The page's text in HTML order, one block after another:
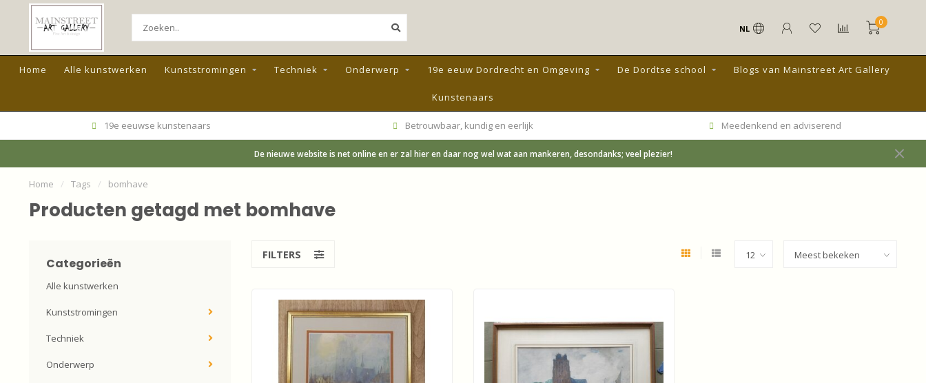
NL
0
Home Alle kunstwerken Kunststromingen Techniek Onderwerp 19e eeuw Dordrecht en Omgeving De Dordtse school Blogs van Mainstreet Art Gallery
Kunstenaars
19e eeuwse kunstenaars Betrouwbaar, kundig en eerlijk Meedenkend en adviserend
De nieuwe website is net online en er zal hier en daar nog wel wat aan mankeren, desondanks; veel plezier!
Home / Tags / bomhave
Producten getagd met bomhave
Categorieën
Alle kunstwerken
Kunststromingen
Techniek
Onderwerp
FILTERS